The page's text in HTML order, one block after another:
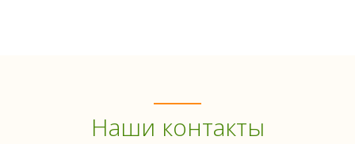
Наши контакты